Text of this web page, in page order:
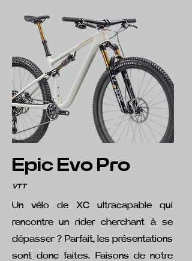
Epic Evo Pro
VTT
Un vélo de XC ultracapable qui
rencontre un rider cherchant à se
dépasser ? Parfait, les présentations
sont donc faites. Faisons de notre